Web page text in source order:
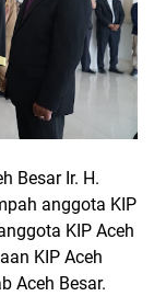
Besar Ir. H.
anggota KIP
KIP Aceh
KIP Aceh
Aceh Besar.